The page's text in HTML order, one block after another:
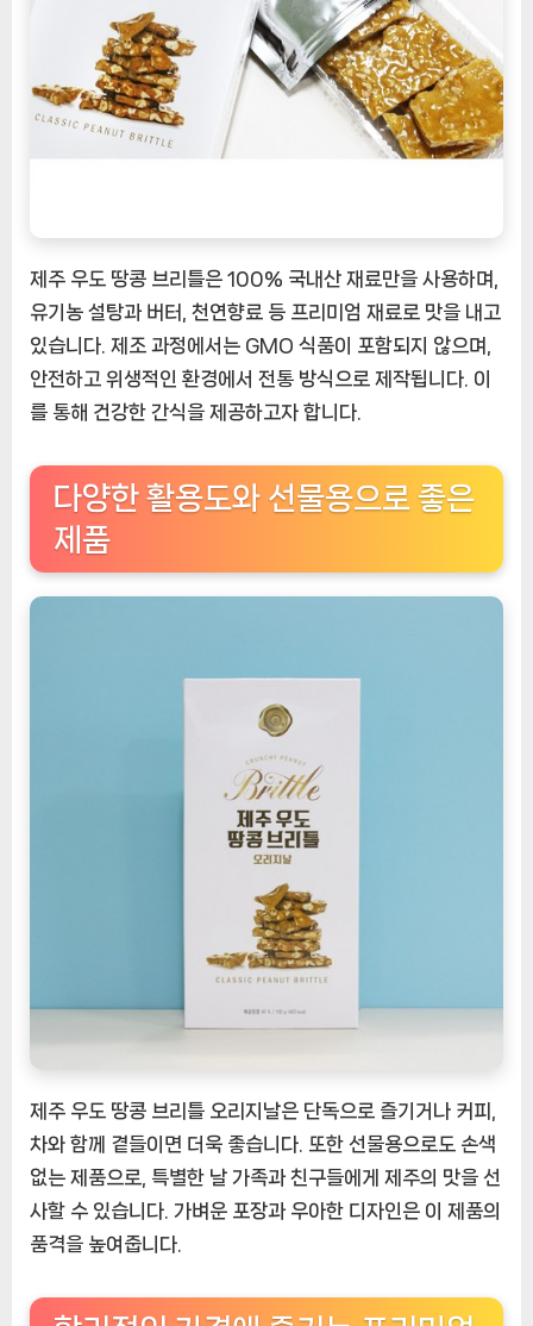
제주 우도 땅콩 브리틀은 100% 국내산 재료만을 사용하며,
유기농 설탕과 버터, 천연향료 등 프리미엄 재료로 맛을 내고
있습니다. 제조 과정에서는 GMO 식품이 포함되지 않으며,
안전하고 위생적인 환경에서 전통 방식으로 제작됩니다. 이
를 통해 건강한 간식을 제공하고자 합니다.
다양한 활용도와 선물용으로 좋은
제품
제주 우도 땅콩 브리틀 오리지날은 단독으로 즐기거나 커피,
차와 함께 곁들이면 더욱 좋습니다. 또한 선물용으로도 손색
없는 제품으로, 특별한 날 가족과 친구들에게 제주의 맛을 선
사할 수 있습니다. 가벼운 포장과 우아한 디자인은 이 제품의
품격을 높여줍니다.